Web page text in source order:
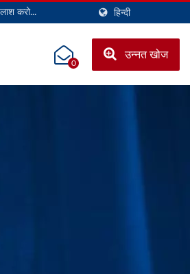
हिन्दी
0
उन्नत खोज